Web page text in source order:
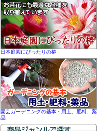
日本庭園にぴったりの椿
園芸ガーデニングの基本・用土、肥料、薬
品